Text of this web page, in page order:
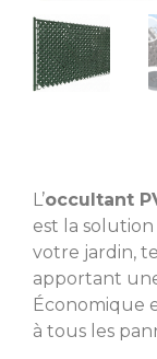
L’occultant
est la
votre jardin,
apportant
Économique
à tous les